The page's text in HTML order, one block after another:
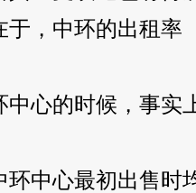
于，中环的出租率
中心的时候，事实
环中心最初出售时